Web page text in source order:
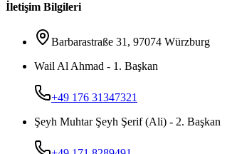
İletişim Bilgileri
Barbarastraße 31, 97074 Würzburg
Wail Al Ahmad - 1. Başkan
+49 176 31347321
Şeyh Muhtar Şeyh Şerif (Ali) - 2. Başkan